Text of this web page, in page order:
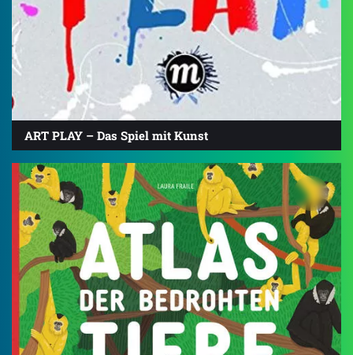
ART PLAY – Das Spiel mit Kunst